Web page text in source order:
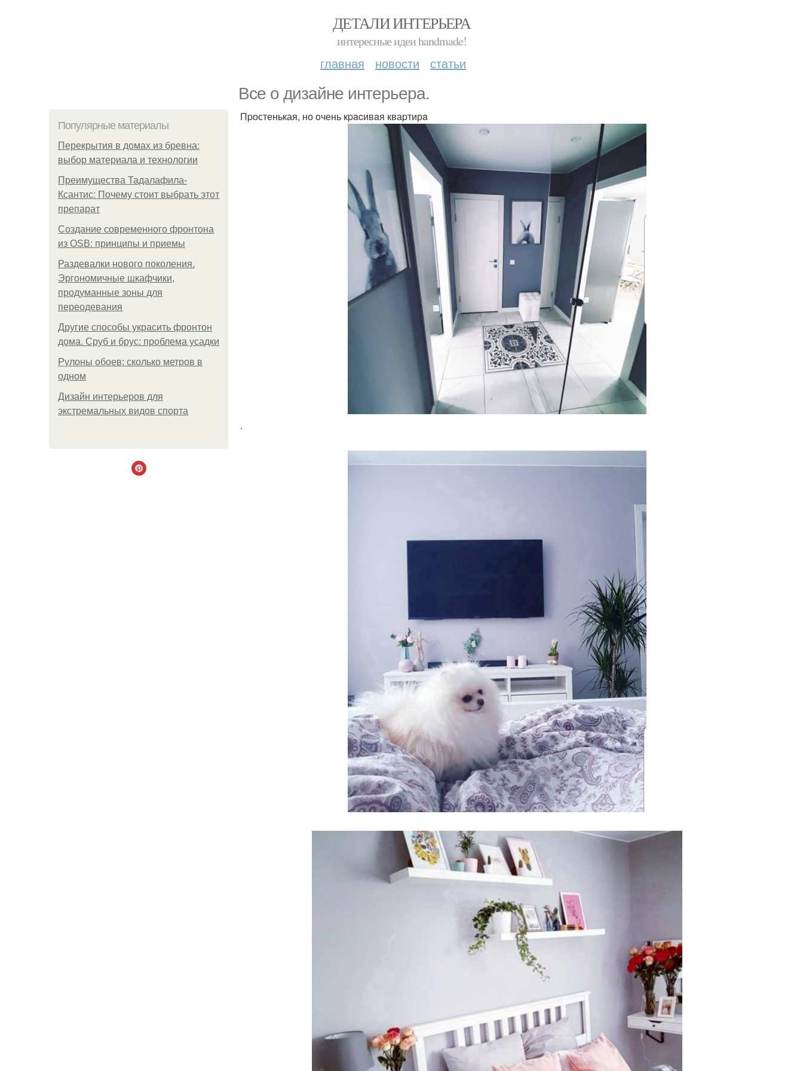
ДЕТАЛИ ИНТЕРЬЕРА
интересные идеи handmade!
главная новости статьи
Bсe o дизайнe интерьера.
Популярные материалы
Перекрытия в домах из бревна:
выбор материала и технологии
Преимущества Тадалафила-
Ксантис: Почему стоит выбрать этот
препарат
Создание современного фронтона
из OSB: принципы и приемы
Раздевалки нового поколения.
Эргономичные шкафчики,
продуманные зоны для
переодевания
Другие способы украсить фронтон
дома. Сруб и брус: проблема усадки
Рулоны обоев: сколько метров в
одном
Дизайн интерьеров для
экстремальных видов спорта
Пpостенькая, но oчень кpacивaя кваpтирa
.